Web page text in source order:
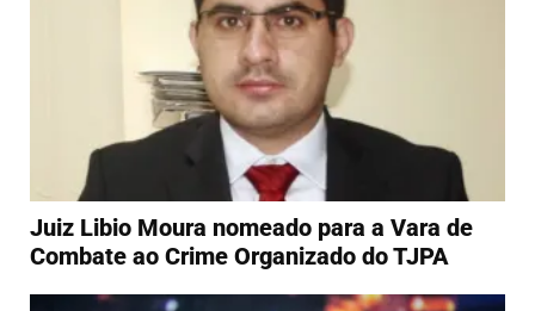
Juiz Libio Moura nomeado para a Vara de
Combate ao Crime Organizado do TJPA